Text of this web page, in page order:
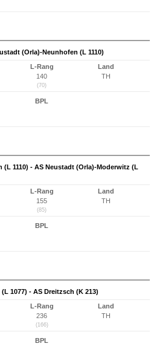
(Orla)-Neunhofen (L 1110)
L-Rang
140
(70)
Land
TH
BPL
1110) - AS Neustadt (Orla)-Moderwitz (L
L-Rang
155
(85)
Land
TH
BPL
1077) - AS Dreitzsch (K 213)
L-Rang
236
(166)
Land
TH
BPL